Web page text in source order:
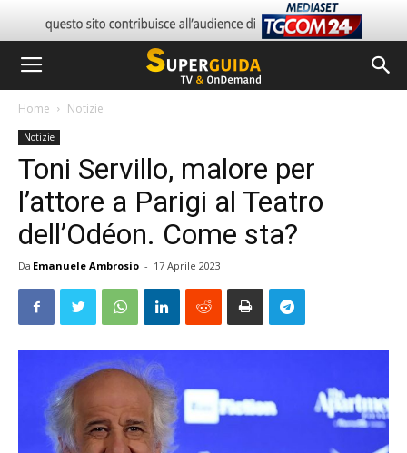
Home Notizie
Notizie
Toni Servillo, malore per
l’attore a Parigi al Teatro
dell’Odéon. Come sta?
Da Emanuele Ambrosio - 17 Aprile 2023